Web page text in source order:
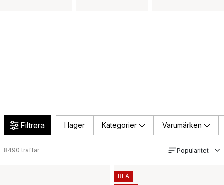
Filtrera I lager Kategorier Varumärken
8490 träffar Popularitet
REA